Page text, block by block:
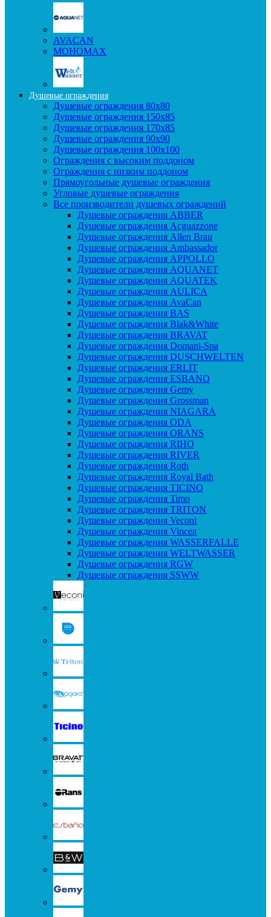
AVACAN
МОНОМАХ
Душевые ограждения
Душевые ограждения 80x80
Душевые ограждения 150x85
Душевые ограждения 170x85
Душевые ограждения 90x90
Душевые ограждения 100x100
Ограждения с высоким поддоном
Ограждения с низким поддоном
Прямоугольные душевые ограждения
Угловые душевые ограждения
Все производители душевых ограждений
Душевые ограждения ABBER
Душевые ограждения Acguazzone
Душевые ограждения Allen Brau
Душевые ограждения Ambassador
Душевые ограждения APPOLLO
Душевые ограждения AQUANET
Душевые ограждения AQUATEK
Душевые ограждения AULICA
Душевые ограждения AvaCan
Душевые ограждения BAS
Душевые ограждения Blak&White
Душевые ограждения BRAVAT
Душевые ограждения Domani-Spa
Душевые ограждения DUSCHWELTEN
Душевые ограждения ERLIT
Душевые ограждения ESBANO
Душевые ограждения Gemy
Душевые ограждения Grossman
Душевые ограждения NIAGARA
Душевые ограждения ODA
Душевые ограждения ORANS
Душевые ограждения RIHO
Душевые ограждения RIVER
Душевые ограждения Roth
Душевые ограждения Royal Bath
Душевые ограждения TICINO
Душевые ограждения Timo
Душевые ограждения TRITON
Душевые ограждения Veconi
Душевые ограждения Vincea
Душевые ограждения WASSERFALLE
Душевые ограждения WELTWASSER
Душевые ограждения RGW
Душевые ограждения SSWW